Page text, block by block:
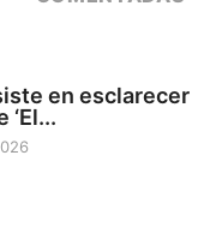
en esclarecer
‘El...